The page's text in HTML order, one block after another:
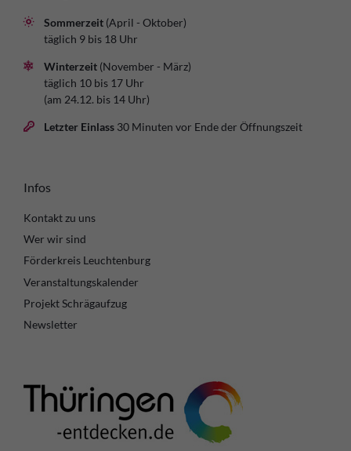
Sommerzeit (April - Oktober)
täglich 9 bis 18 Uhr
Winterzeit (November - März)
täglich 10 bis 17 Uhr
(am 24.12. bis 14 Uhr)
Letzter Einlass 30 Minuten vor Ende der Öffnungszeit
Infos
Kontakt zu uns
Wer wir sind
Förderkreis Leuchtenburg
Veranstaltungskalender
Projekt Schrägaufzug
Newsletter